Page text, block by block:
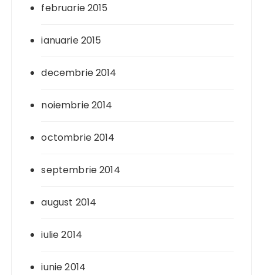
februarie 2015
ianuarie 2015
decembrie 2014
noiembrie 2014
octombrie 2014
septembrie 2014
august 2014
iulie 2014
iunie 2014